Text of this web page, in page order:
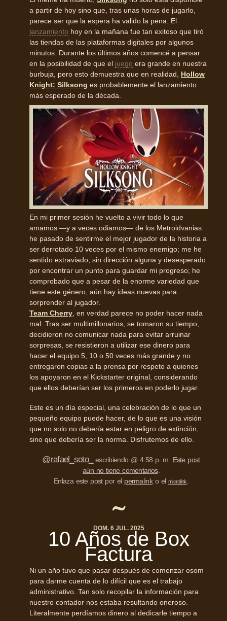
a partir de hoy sino que, tras unas horas de jugarlo,
parece ser que la espera ha valido la pena. El
lanzamiento hoy en la mañana fue tan exitoso que tiró
las tiendas de las plataformas digitales por algunos
minutos. Durante los últimos años comencé a pensar
en la posibilidad de que el juego era grande en nuestra
burbuja, pero esto demuestra que en realidad, Hollow
Knight: Silksong es probablemente el lanzamiento
más esperado de la década.
En mi primer sesión he vuelto a vivir todo lo que
amamos —y a veces odiamos— de los Metroidvanias:
he pasado de sentirme el mejor jugador de la historia a
ser derrotado 10 veces por el mismo enemigo; me he
sentido extraviado, sin dirección alguna y desesperado
por encontrar un punto para guardar mi progreso; he
comprobado que a pesar de la enorme variedad que
tiene este género, aún hay ideas nuevas para
sorprender al jugador.
Team Cherry , en verdad parece no poder hacer nada
mal. Tras ser multimillonarios, se tomaron su tiempo,
decidieron no comunicar nada para evitar arruinar
sorpresas, se resistieron a utilizar ese dinero para
hacer el equipo 5, 10 o 50 veces más grande y no
entregaron copias a la prensa por respeto a quienes
los apoyaron en el Kickstarter original, considerando
que ellos deberían ser los primeros en poderlo jugar.
Este es un día especial, una celebración de lo que un
pequeño equipo puede hacer, de lo que es una visión
que no solo no debería estar en peligro de extinción,
sino que debería ser la norma. Disfrutemos de ello.
@rafael_soto_ escribiendo @ 4:58 p. m. Este post
aún no tiene comentarios.
Enlaza este post por el permalinko el microlink
DOM. 6 JUL. 2025
10 Años de Box
Factura
Ni un año tuvo que pasar después de comenzar osom
para darme cuenta de lo difícil que es el trabajo
administrativo. Tan solo recopilar la información para
nuestro contador nos estaba resultando oneroso.
Literalmente perdíamos dinero al dedicarle tiempo a